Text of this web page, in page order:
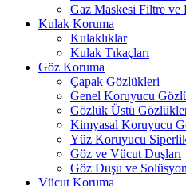
Gaz Maskesi Filtre ve
Kulak Koruma
Kulaklıklar
Kulak Tıkaçları
Göz Koruma
Çapak Gözlükleri
Genel Koruyucu
Gözlük Üstü
Kimyasal Koruyucu
Yüz Koruyucu
Göz ve Vücut Duşları
Göz Duşu ve
Vücut Koruma